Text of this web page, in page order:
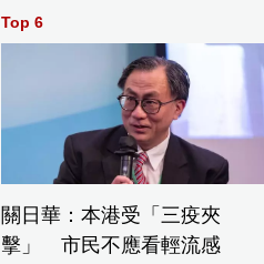
Top 6
關日華：本港受「三疫夾
擊」 市民不應看輕流感